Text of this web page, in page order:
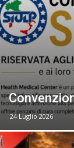
24 Luglio 2026